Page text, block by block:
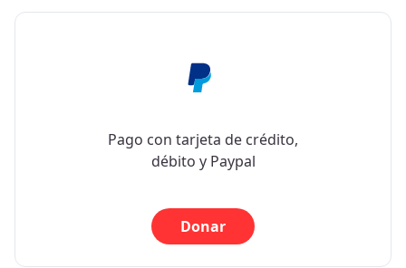
Pago con tarjeta de crédito,
débito y Paypal
Donar